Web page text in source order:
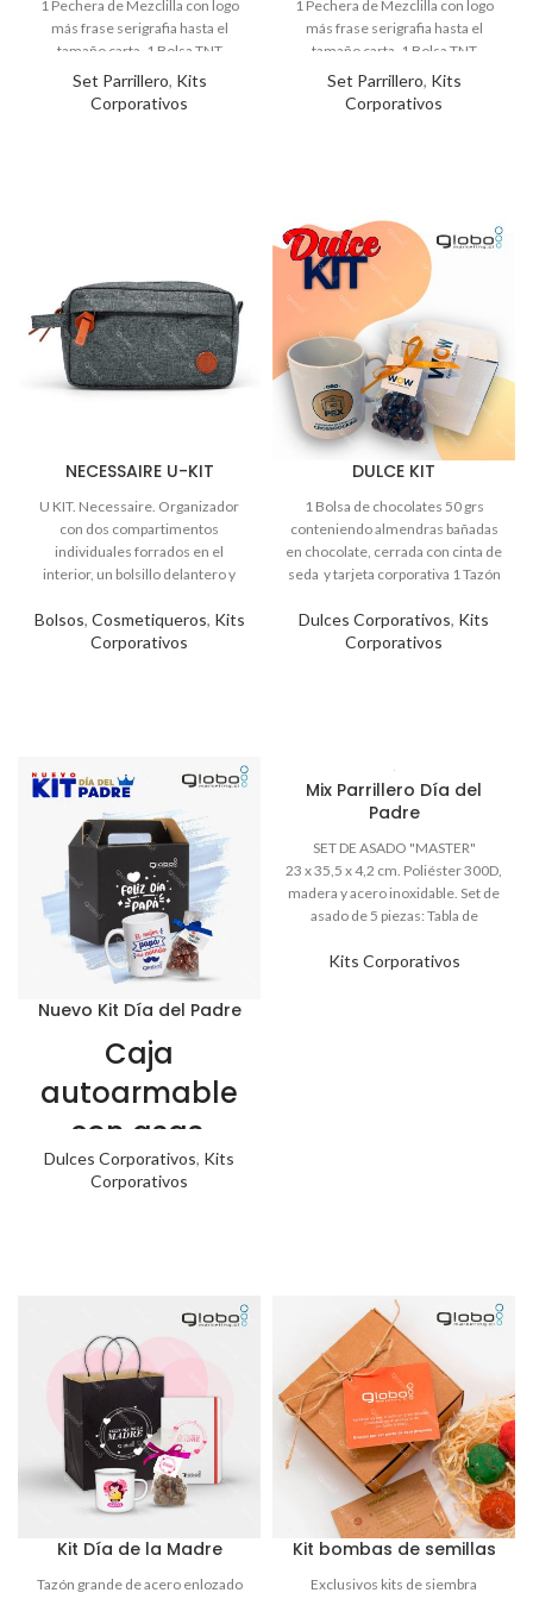
Set Parrillero, Kits
Corporativos
Set Parrillero, Kits
Corporativos
NECESSAIRE U-KIT
Bolsos, Cosmetiqueros, Kits
Corporativos
DULCE KIT
Dulces Corporativos, Kits
Corporativos
Nuevo Kit Día del Padre
Dulces Corporativos, Kits
Corporativos
Caja
autoarmable
con asas,
25x20x12 cm
Tazón
Cerámico
Sublimación
320cc
Mix Parrillero Día del
Padre
Kits Corporativos
SET DE ASADO "MASTER"
23 x 35,5 x 4,2 cm. Poliéster 300D,
madera y acero inoxidable. Set de
asado de 5 piezas: Tabla de
Tenedor asador, cuchilla, cuchillo
Kit Día de la Madre Kit bombas de semillas